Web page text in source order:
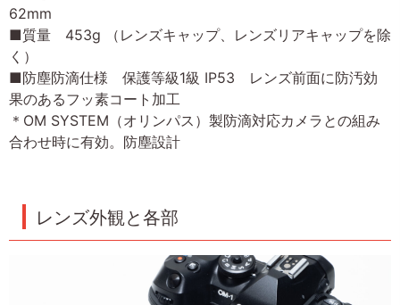
62mm
■質量 453g （レンズキャップ、レンズリアキャップを除
く）
■防塵防滴仕様 保護等級1級 IP53 レンズ前面に防汚効
果のあるフッ素コート加工
＊OM SYSTEM（オリンパス）製防滴対応カメラとの組み
合わせ時に有効。防塵設計
レンズ外観と各部